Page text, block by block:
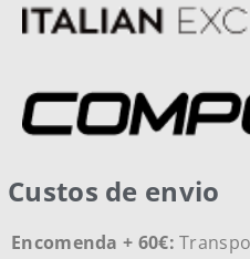
Custos de envio
Encomenda + 60€: